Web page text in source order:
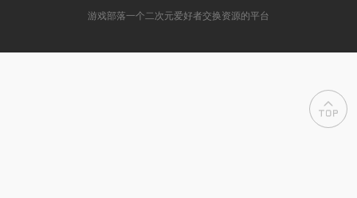
游戏部落一个二次元爱好者交换资源的平台